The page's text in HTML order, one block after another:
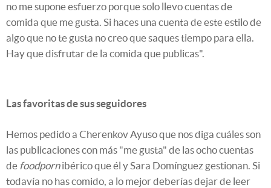
no me supone esfuerzo porque solo llevo cuentas de
comida que me gusta. Si haces una cuenta de este estilo de
algo que no te gusta no creo que saques tiempo para ella.
Hay que disfrutar de la comida que publicas".
Las favoritas de sus seguidores
Hemos pedido a Cherenkov Ayuso que nos diga cuáles son
las publicaciones con más "me gusta" de las ocho cuentas
de foodpornibérico que él y Sara Domínguez gestionan. Si
todavía no has comido, a lo mejor deberías dejar de leer